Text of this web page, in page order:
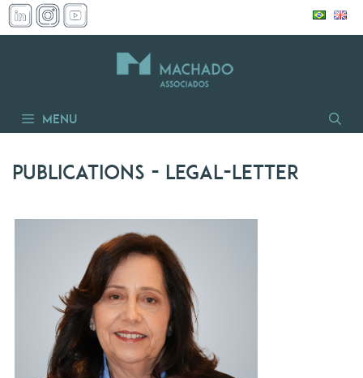
Skip
to
Menu
Publications - legal-letter